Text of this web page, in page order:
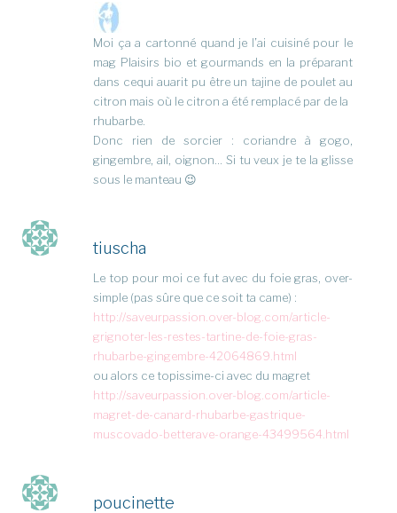
Moi ça a cartonné quand je l’ai cuisiné pour le
mag Plaisirs bio et gourmands en la préparant
dans cequi auarit pu être un tajine de poulet au
citron mais où le citron a été remplacé par de la
rhubarbe.
Donc rien de sorcier : coriandre à gogo,
gingembre, ail, oignon… Si tu veux je te la glisse
sous le manteau 😉
tiuscha
Le top pour moi ce fut avec du foie gras, over-
simple (pas sûre que ce soit ta came) :
http://saveurpassion.over-blog.com/article-
grignoter-les-restes-tartine-de-foie-gras-
rhubarbe-gingembre-42064869.html
ou alors ce topissime-ci avec du magret
http://saveurpassion.over-blog.com/article-
magret-de-canard-rhubarbe-gastrique-
muscovado-betterave-orange-43499564.html
poucinette